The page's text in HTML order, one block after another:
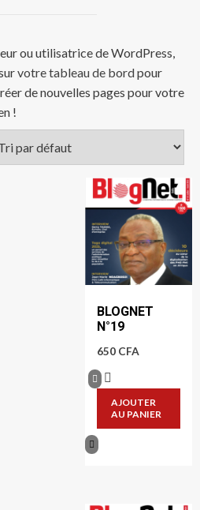
ou utilisatrice de WordPress,
votre tableau de bordpour
de nouvelles pages pour votre
!
BLOGNET
N°19
650 CFA
AJOUTER
AU PANIER